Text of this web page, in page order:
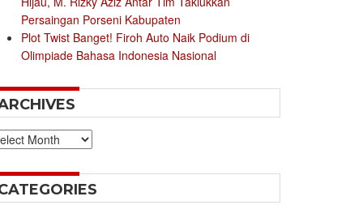
Persaingan Porseni Kabupaten
Plot Twist Banget! Firoh Auto Naik Podium di
Olimpiade Bahasa Indonesia Nasional